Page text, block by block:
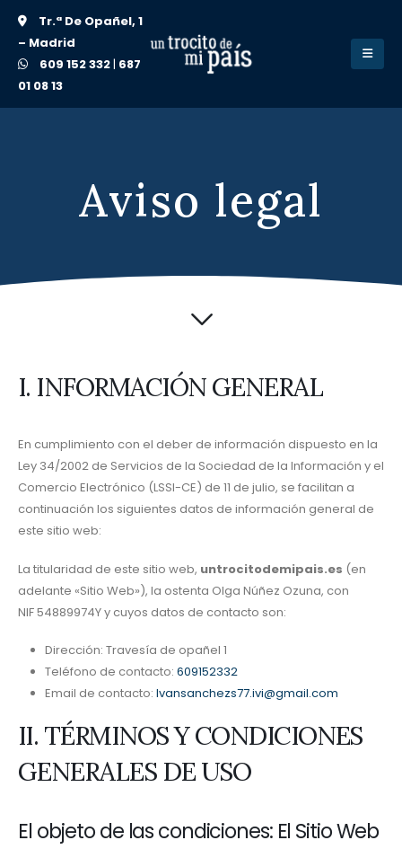
Tr.ª De Opañel, 1
– Madrid
609 152 332| 687
01 08 13
Aviso legal
I. INFORMACIÓN GENERAL
En cumplimiento con el deber de información dispuesto en la
Ley 34/2002 de Servicios de la Sociedad de la Información y el
Comercio Electrónico (LSSI-CE) de 11 de julio, se facilitan a
continuación los siguientes datos de información general de
este sitio web:
La titularidad de este sitio web, untrocitodemipais.es (en
adelante «Sitio Web»), la ostenta Olga Núñez Ozuna, con
NIF 54889974Y y cuyos datos de contacto son:
Dirección: Travesía de opañel 1
Teléfono de contacto: 609152332
Email de contacto: Ivansanchezs77.ivi@gmail.com
II. TÉRMINOS Y CONDICIONES
GENERALES DE USO
El objeto de las condiciones: El Sitio Web